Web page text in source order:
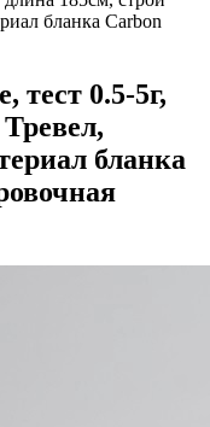
бланка Carbon
тест 0.5-5г,
бланка